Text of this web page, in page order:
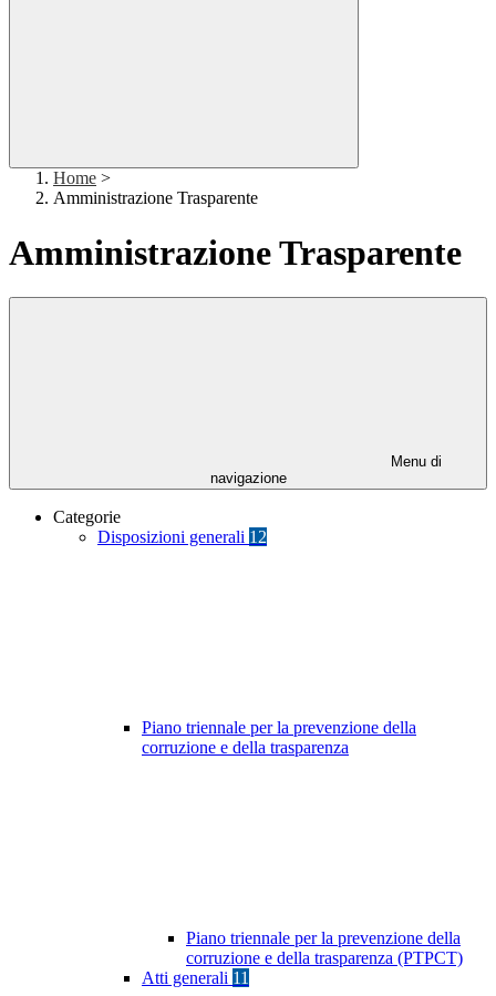
Home >
Amministrazione Trasparente
Amministrazione Trasparente
Menu di
navigazione
Categorie
Disposizioni generali 12
Piano triennale per la prevenzione della
corruzione e della trasparenza
Piano triennale per la prevenzione della
corruzione e della trasparenza (PTPCT)
Atti generali 11